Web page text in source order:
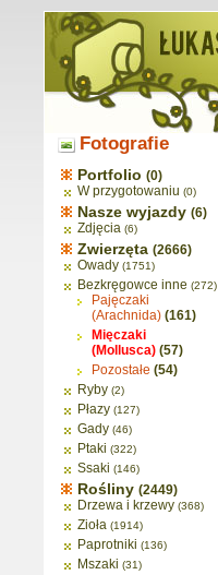
Fotografie
Portfolio (0)
W przygotowaniu (0)
Nasze wyjazdy (6)
Zdjęcia (6)
Zwierzęta (2666)
Owady (1751)
Bezkręgowce inne (272)
Pajęczaki
(Arachnida) (161)
Mięczaki
(Mollusca) (57)
Pozostałe (54)
Ryby (2)
Płazy (127)
Gady (46)
Ptaki (322)
Ssaki (146)
Rośliny (2449)
Drzewa i krzewy (368)
Zioła (1914)
Paprotniki (136)
Mszaki (31)